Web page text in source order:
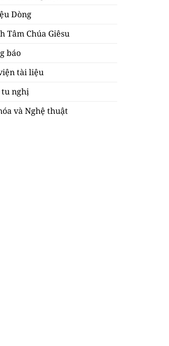
Dòng
Tâm Chúa Giêsu
báo
tài liệu
tu nghị
và Nghệ thuật